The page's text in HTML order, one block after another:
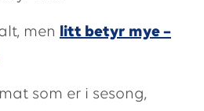
men litt betyr mye –
som er i sesong,